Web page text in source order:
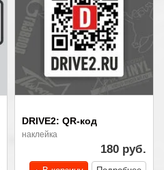
DRIVE2: QR-код
наклейка
180 руб.